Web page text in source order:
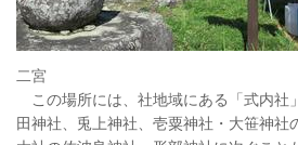
二宮
この場所には、社地域にある「式内社
田神社、兎上神社、壱粟神社・大笹神社